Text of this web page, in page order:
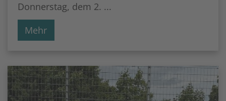
Donnerstag, dem 2. ...
Mehr